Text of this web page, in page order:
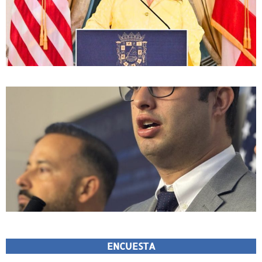
ENCUESTA